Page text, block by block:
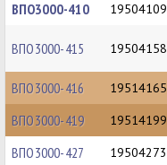
ВПО3000-410 19504109
ВПО3000-415 19504158
ВПО3000-416 19514165
ВПО3000-419 19514199
ВПО3000-427 19504273